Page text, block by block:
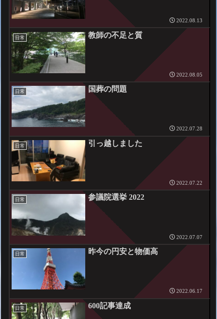
2022.08.13
日常 教師の不足と質
2022.08.05
日常 国葬の問題
2022.07.28
日常 引っ越しました
2022.07.22
日常 参議院選挙 2022
2022.07.07
日常 昨今の円安と物価高
2022.06.17
日常 600記事達成